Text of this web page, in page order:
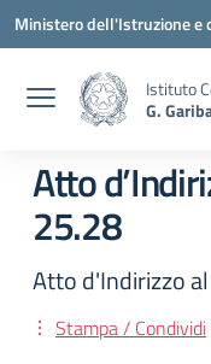
Vai ai contenuti
Vai al menu di navigazione
Vai al footer
Ministero dell'Istruzione e
Istituto
G.
Atto
25.28
Atto d'Indirizzo al
Stampa / Condividi